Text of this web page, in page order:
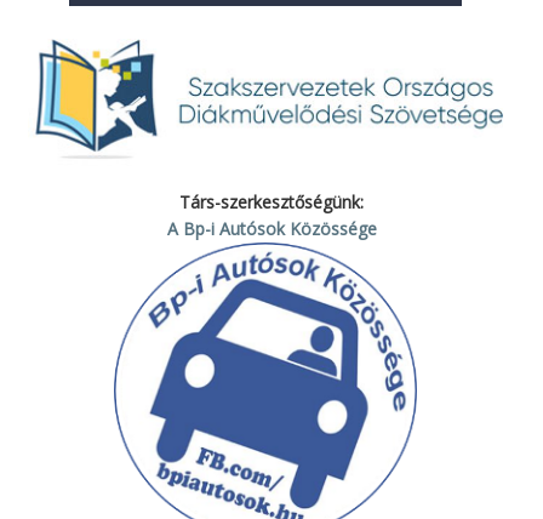
Társ-szerkesztőségünk:
A Bp-i Autósok Közössége